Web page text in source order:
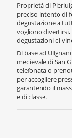
Proprietà di
preciso intento di
degustazione a
vogliono divertirsi,
degustazioni di
Di base ad
medievale di San
telefonata o
per accogliere
garantendo il
e di classe.